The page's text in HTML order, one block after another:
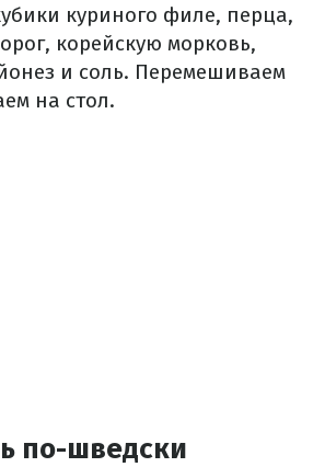
куриного филе, перца,
корейскую морковь,
и соль. Перемешиваем
на стол.
по-шведски